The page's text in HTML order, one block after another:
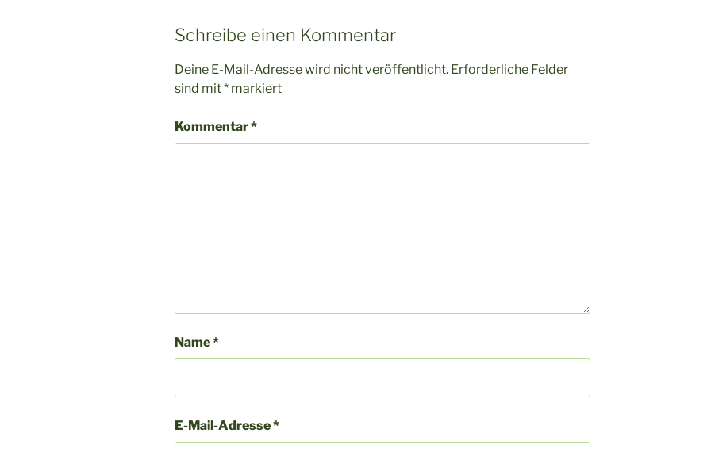
Schreibe einen Kommentar
Deine E-Mail-Adresse wird nicht veröffentlicht. Erforderliche Felder
sind mit* markiert
Kommentar*
Name*
E-Mail-Adresse*